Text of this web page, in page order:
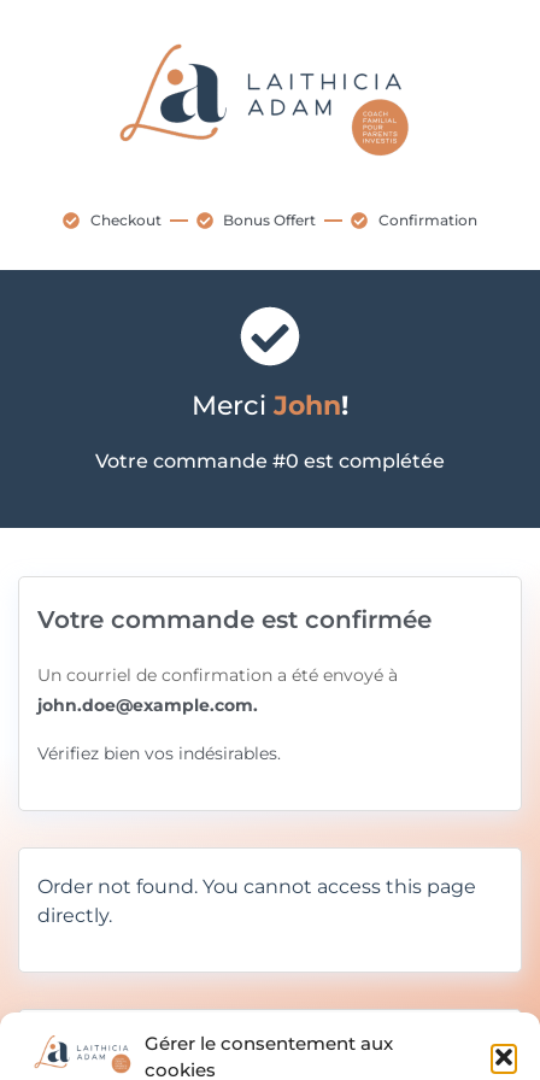
Gérer le consentement aux
cookies
Checkout Bonus Offert Confirmation
Merci John!
Votre commande #0 est complétée
Votre commande est confirmée
Un courriel de confirmation a été envoyé à
john.doe@example.com.
Vérifiez bien vos indésirables.
Order not found. You cannot access this page
directly.